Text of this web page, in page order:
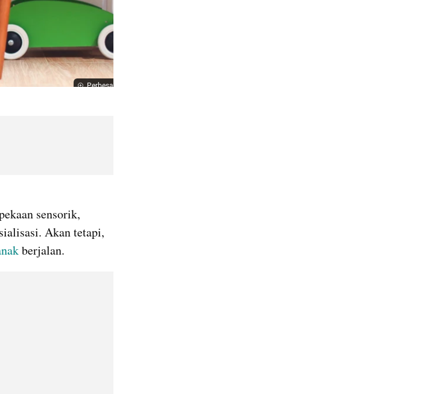
Perbesar
sensorik,
Akan tetapi,
berjalan.